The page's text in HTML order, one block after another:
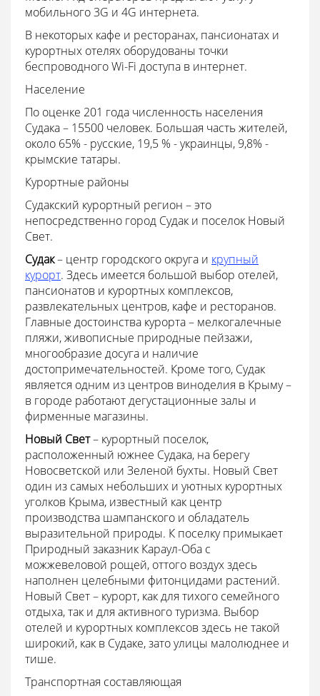
мобильного 3G и 4G интернета.
В некоторых кафе и ресторанах, пансионатах и
курортных отелях оборудованы точки
беспроводного Wi-Fi доступа в интернет.
Население
По оценке 201 года численность населения
Судака – 15500 человек. Большая часть жителей,
около 65% - русские, 19,5 % - украинцы, 9,8% -
крымские татары.
Курортные районы
Судакский курортный регион – это
непосредственно город Судак и поселок Новый
Свет.
Судак– центр городского округа и крупный
курорт. Здесь имеется большой выбор отелей,
пансионатов и курортных комплексов,
развлекательных центров, кафе и ресторанов.
Главные достоинства курорта – мелкогалечные
пляжи, живописные природные пейзажи,
многообразие досуга и наличие
достопримечательностей. Кроме того, Судак
является одним из центров виноделия в Крыму –
в городе работают дегустационные залы и
фирменные магазины.
Новый Свет– курортный поселок,
расположенный южнее Судака, на берегу
Новосветской или Зеленой бухты. Новый Свет
один из самых небольших и уютных курортных
уголков Крыма, известный как центр
производства шампанского и обладатель
выразительной природы. К поселку примыкает
Природный заказник Караул-Оба с
можжевеловой рощей, оттого воздух здесь
наполнен целебными фитонцидами растений.
Новый Свет – курорт, как для тихого семейного
отдыха, так и для активного туризма. Выбор
отелей и курортных комплексов здесь не такой
широкий, как в Судаке, зато улицы малолюднее и
тише.
Транспортная составляющая